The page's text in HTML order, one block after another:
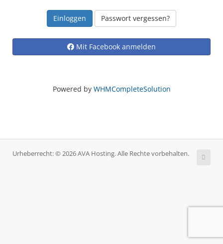
Passwort vergessen?
Mit Facebook anmelden
Powered by WHMCompleteSolution
Urheberrecht: © 2026 AVA Hosting. Alle Rechte vorbehalten.